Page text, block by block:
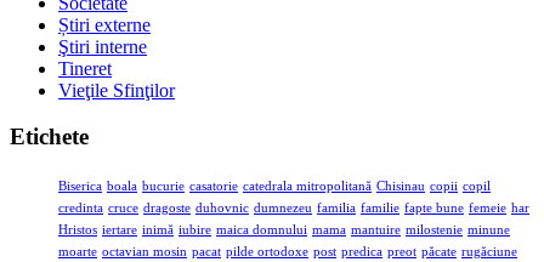
Știri externe
Ştiri interne
Tineret
Vieţile Sfinţilor
Etichete
Biserica boala bucurie casatorie catedrala mitropolitană Chisinau copii copil
credinta cruce dragoste duhovnic dumnezeu familia familie fapte bune femeie har
Hristos iertare inimă iubire maica domnului mama mantuire milostenie minune
moarte octavian mosin pacat pilde ortodoxe post predica preot păcate rugăciune